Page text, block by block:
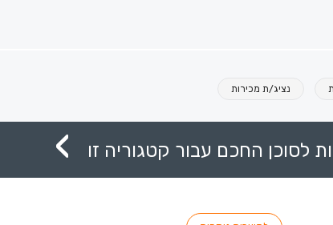
נציג/ת מכירות
לסוכן החכם עבור קטגוריה זו